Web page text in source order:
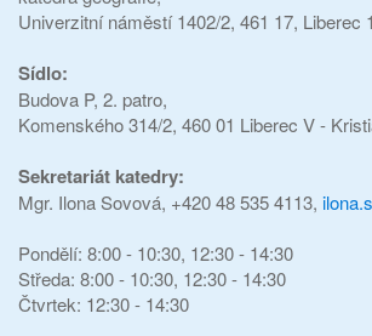
Univerzitní náměstí 1402/2, 461 17, Liberec 1
Sídlo:
Budova P, 2. patro,
Komenského 314/2, 460 01 Liberec V -
Sekretariát katedry:
Mgr. Ilona Sovová, +420 48 535 4113,
Pondělí: 8:00 - 10:30, 12:30 - 14:30
Středa: 8:00 - 10:30, 12:30 - 14:30
Čtvrtek: 12:30 - 14:30